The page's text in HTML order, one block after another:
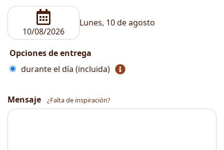
Lunes, 10 de agosto
Opciones de entrega
durante el día (incluida)
Mensaje ¿Falta de inspiración?